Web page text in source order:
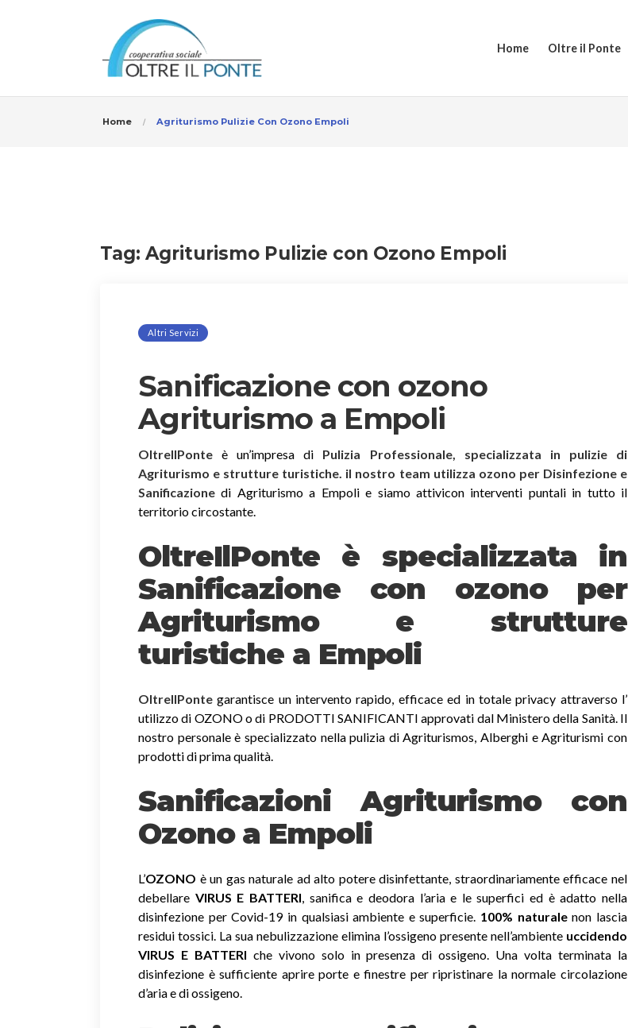
Home Oltre il Ponte
Home Agriturismo Pulizie Con Ozono Empoli
Tag: Agriturismo Pulizie con Ozono Empoli
Altri Servizi
Sanificazione con ozono
Agriturismo a Empoli
OltreIlPonte è un’impresa di Pulizia Professionale, specializzata in pulizie di
Agriturismo e strutture turistiche. il nostro team utilizza ozono per Disinfezione e
Sanificazione di Agriturismo a Empoli e siamo attivicon interventi puntali in tutto il
territorio circostante.
OltreIlPonte è specializzata in
Sanificazione con ozono per
Agriturismo e strutture
turistiche a Empoli
OltreIlPonte garantisce un intervento rapido, efficace ed in totale privacy attraverso l’
utilizzo di OZONO o di PRODOTTI SANIFICANTI approvati dal Ministero della Sanità. Il
nostro personale è specializzato nella pulizia di Agriturismos, Alberghi e Agriturismi con
prodotti di prima qualità.
Sanificazioni Agriturismo con
Ozono a Empoli
L’OZONO è un gas naturale ad alto potere disinfettante, straordinariamente efficace nel
debellare VIRUS E BATTERI, sanifica e deodora l’aria e le superfici ed è adatto nella
disinfezione per Covid-19 in qualsiasi ambiente e superficie. 100% naturalenon lascia
residui tossici. La sua nebulizzazione elimina l’ossigeno presente nell’ambiente uccidendo
VIRUS E BATTERI che vivono solo in presenza di ossigeno. Una volta terminata la
disinfezione è sufficiente aprire porte e finestre per ripristinare la normale circolazione
d’aria e di ossigeno.